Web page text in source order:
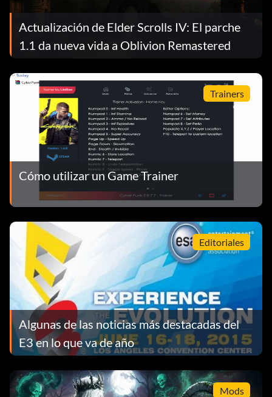
Actualización de Elder Scrolls IV: El parche
1.1 da nueva vida a Oblivion Remastered
Trainers
Cómo utilizar un Game Trainer
Editoriales
Algunas de las noticias más destacadas del
E3 en lo que va de año
Mods